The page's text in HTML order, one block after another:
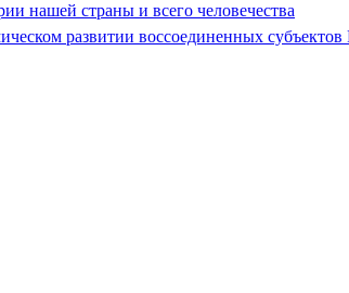
нашей страны и всего человечества
развитии воссоединенных субъектов